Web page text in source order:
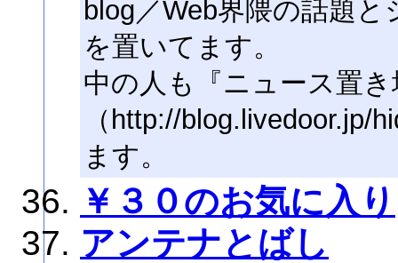
blog／Web界隈の話題
を置いてます。
中の人も『ニュース置
（http://blog.livedoor.jp/
ます。
￥３０のお気に入り
アンテナとばし